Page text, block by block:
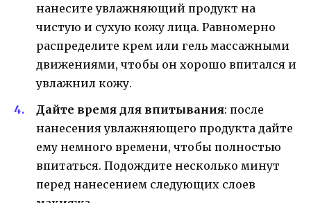
нанесите увлажняющий продукт на
чистую и сухую кожу лица. Равномерно
распределите крем или гель массажными
движениями, чтобы он хорошо впитался и
увлажнил кожу.
Дайте время для впитывания: после
нанесения увлажняющего продукта дайте
ему немного времени, чтобы полностью
впитаться. Подождите несколько минут
перед нанесением следующих слоев